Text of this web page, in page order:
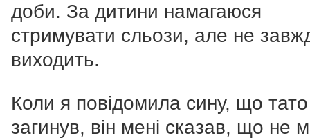
доби. За дитини намагаюся
стримувати сльози, але не
виходить.
Коли я повідомила сину, що тато
загинув, він мені сказав, що не